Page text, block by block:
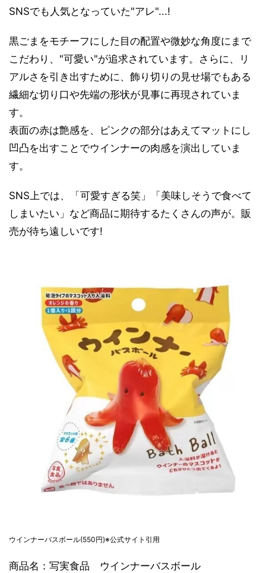
SNSでも人気となっていた"アレ"...!
黒ごまをモチーフにした目の配置や微妙な角度にまで
こだわり、"可愛い"が追求されています。さらに、リ
アルさを引き出すために、飾り切りの見せ場でもある
繊細な切り口や先端の形状が見事に再現されていま
す。
表面の赤は艶感を、ピンクの部分はあえてマットにし
凹凸を出すことでウインナーの肉感を演出していま
す。
SNS上では、「可愛すぎる笑」「美味しそうで食べて
しまいたい」など商品に期待するたくさんの声が。販
売が待ち遠しいです!
ウインナーバスボール(550円)※公式サイト引用
商品名：写実食品 ウインナーバスボール